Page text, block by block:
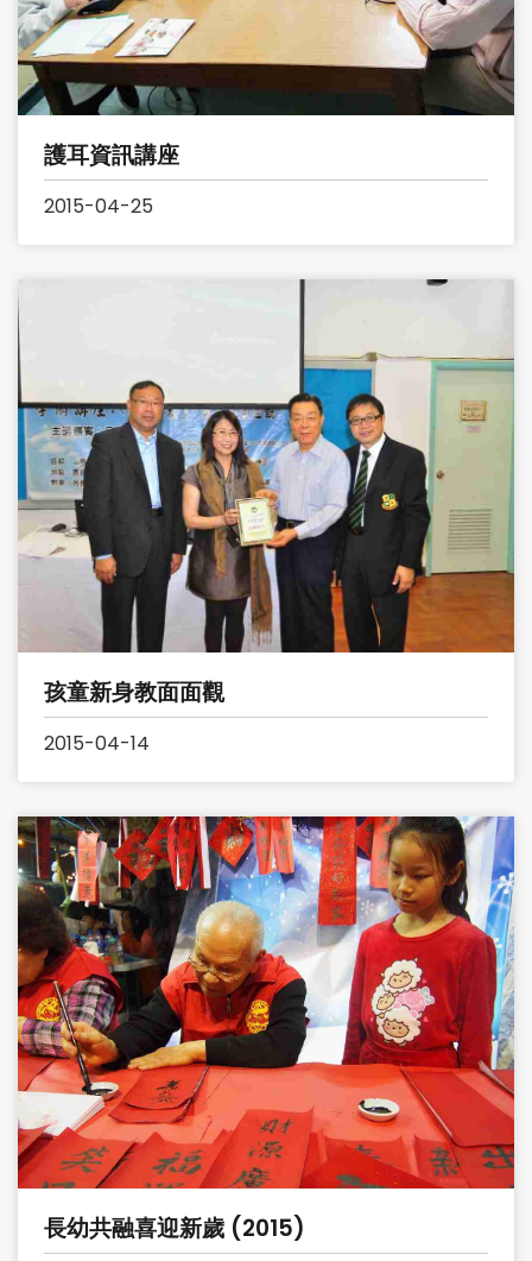
護耳資訊講座
2015-04-25
孩童新身教面面觀
2015-04-14
長幼共融喜迎新歲 (2015)